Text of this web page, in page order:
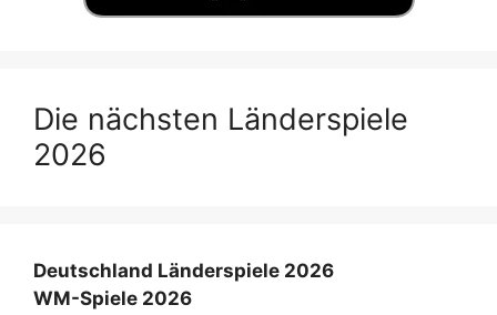
Die nächsten Länderspiele
2026
Deutschland Länderspiele 2026
WM-Spiele 2026